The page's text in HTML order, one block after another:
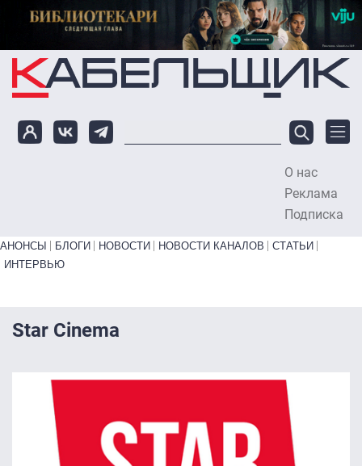
Перейти к основному содержанию
О нас
Реклама
Подписка
Primary links bottom
АНОНСЫ БЛОГИ НОВОСТИ НОВОСТИ КАНАЛОВ
СТАТЬИ
ИНТЕРВЬЮ
Star Cinema